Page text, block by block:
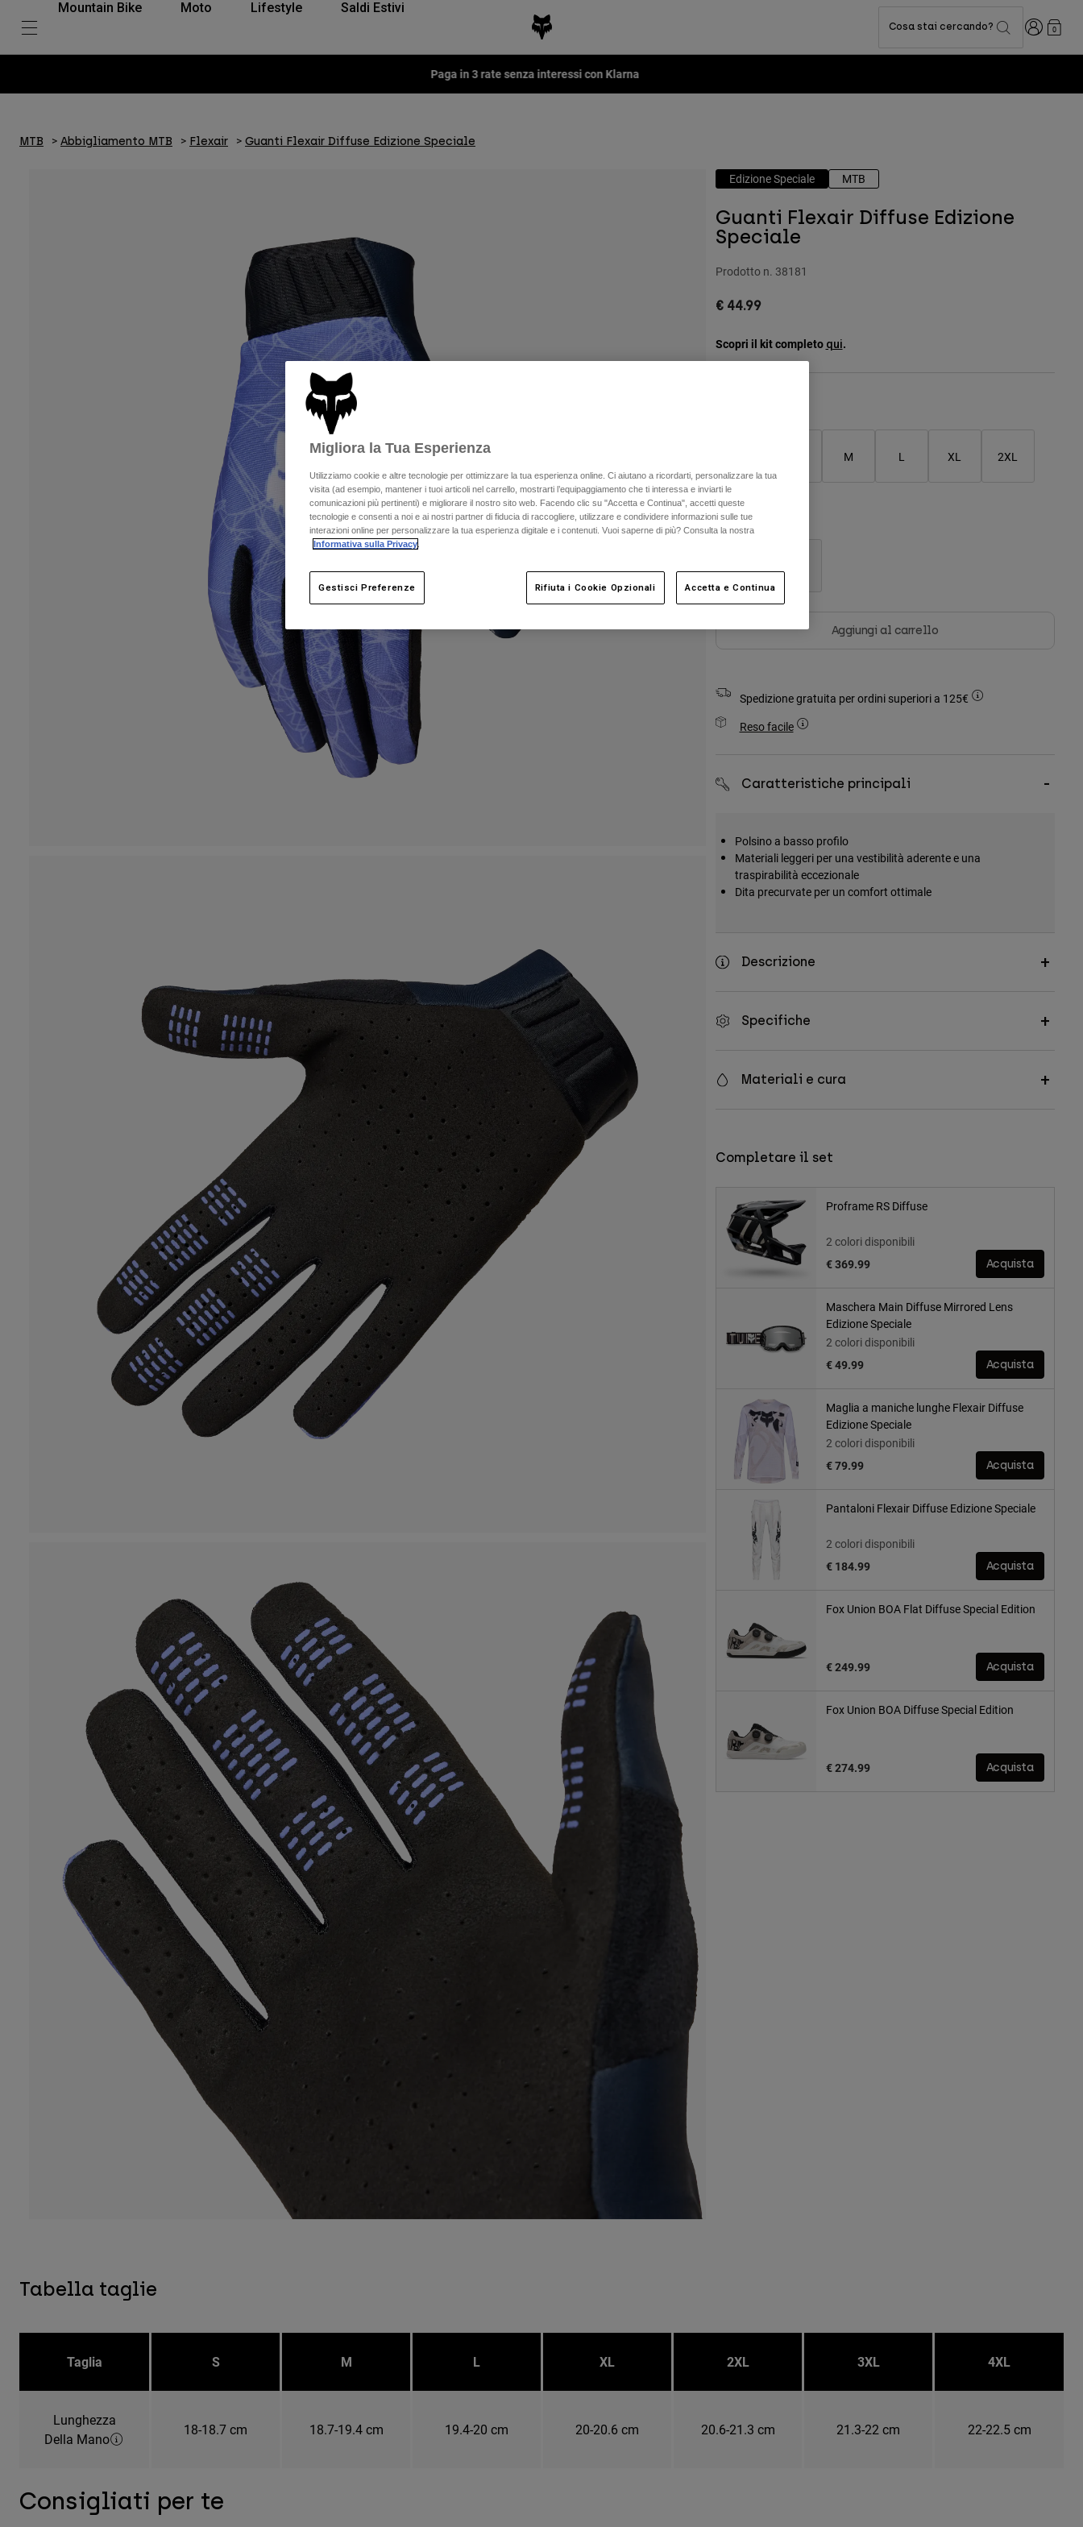
Mountain Bike Moto Lifestyle Saldi Estivi
Cosa stai cercando? Accedi0
Fox LAB Capsule Collection -Scopri
MTB Abbigliamento MTB Flexair Guanti Flexair Diffuse Edizione Speciale
Edizione Speciale MTB
Guanti Flexair Diffuse Edizione
Speciale
Prodotto n. 38181
€ 44.99
Scopri il kit completo qui.
M L XL 2XL
Colore -
selezionato
Aggiungi al carrello
Spedizione gratuita per ordini superiori a 125€
Reso facile
Caratteristiche principali
Polsino a basso profilo
Materiali leggeri per una vestibilità aderente e una
traspirabilità eccezionale
Dita precurvate per un comfort ottimale
Descrizione
Specifiche
Materiali e cura
Completare il set
Proframe RS Diffuse
2 colori disponibili
€ 369.99
Acquista
Maschera Main Diffuse Mirrored Lens
Edizione Speciale
2 colori disponibili
€ 49.99
Acquista
Maglia a maniche lunghe Flexair Diffuse
Edizione Speciale
2 colori disponibili
€ 79.99
Acquista
Pantaloni Flexair Diffuse Edizione Speciale
2 colori disponibili
€ 184.99
Acquista
Fox Union BOA Flat Diffuse Special Edition
€ 249.99 Acquista
Fox Union BOA Diffuse Special Edition
€ 274.99 Acquista
Tabella taglie
Taglia S M L XL 2XL 3XL 4XL
Lunghezza
Della Mano
18-18.7 cm 18.7-19.4 cm 19.4-20 cm 20-20.6 cm 20.6-21.3 cm 21.3-22 cm 22-22.5 cm
Consigliati per te
Migliora la Tua Esperienza
Utilizziamo cookie e altre tecnologie per ottimizzare la tua esperienza online. Ci aiutano a ricordarti, personalizzare la tua
visita (ad esempio, mantener i tuoi articoli nel carrello, mostrarti l’equipaggiamento che ti interessa e inviarti le
comunicazioni più pertinenti) e migliorare il nostro sito web. Facendo clic su "Accetta e Continua", accetti queste
tecnologie e consenti a noi e ai nostri partner di fiducia di raccogliere, utilizzare e condividere informazioni sulle tue
interazioni online per personalizzare la tua esperienza digitale e i contenuti. Vuoi saperne di più? Consulta la nostra
Informativa sulla Privacy.
Gestisci Preferenze Rifiuta i Cookie Opzionali Accetta e Continua